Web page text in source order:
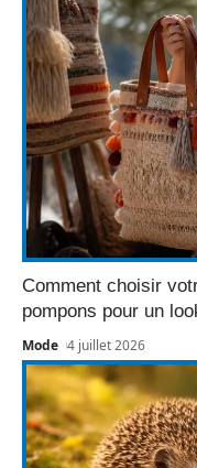
Comment choisir
pompons pour un
Mode 4 juillet 2026